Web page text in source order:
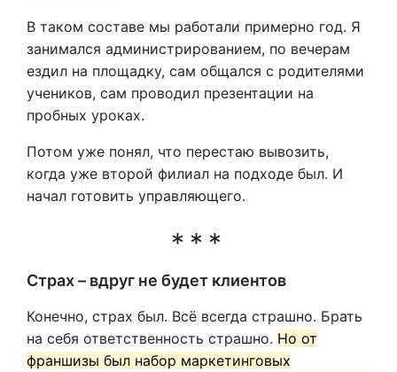
В таком составе мы работали примерно год. Я
занимался администрированием, по вечерам
ездил на площадку, сам общался с родителями
учеников, сам проводил презентации на
пробных уроках.
Потом уже понял, что перестаю вывозить,
когда уже второй филиал на подходе был. И
начал готовить управляющего.
Страх – вдруг не будет клиентов
Конечно, страх был. Всё всегда страшно. Брать
на себя ответственность страшно. Но от
франшизы был набор маркетинговых